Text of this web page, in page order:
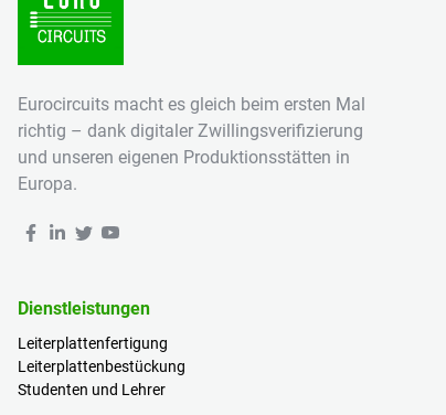
Eurocircuits macht es gleich beim ersten Mal
richtig – dank digitaler Zwillingsverifizierung
und unseren eigenen Produktionsstätten in
Europa.
Dienstleistungen
Leiterplattenfertigung
Leiterplattenbestückung
Studenten und Lehrer